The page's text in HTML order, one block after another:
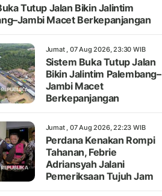
Tutup Jalan Bikin Jalintim
Macet Berkepanjangan
Jumat , 07 Aug 2026, 23:30 WIB
Sistem Buka Tutup Jalan
Bikin Jalintim Palembang–
Jambi Macet
Berkepanjangan
Jumat , 07 Aug 2026, 22:23 WIB
Perdana Kenakan Rompi
Tahanan, Febrie
Adriansyah Jalani
Pemeriksaan Tujuh Jam